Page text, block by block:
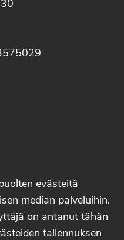
evästeitä
median palveluihin.
on antanut tähän
tallennuksen